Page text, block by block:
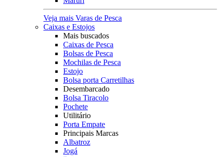
Veja mais Varas de Pesca
Caixas e Estojos
Mais buscados
Caixas de Pesca
Bolsas de Pesca
Mochilas de Pesca
Estojo
Bolsa porta Carretilhas
Desembarcado
Bolsa Tiracolo
Pochete
Utilitário
Porta Empate
Principais Marcas
Albatroz
Jogá